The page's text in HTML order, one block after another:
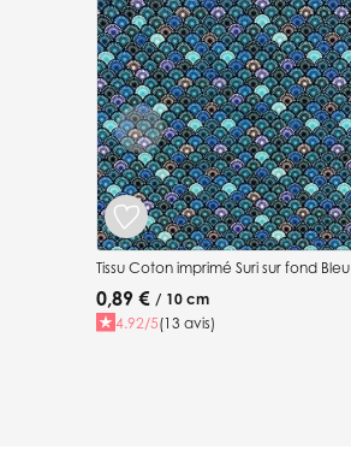
Tissu Coton imprimé Suri sur fond Bleu
0,89 € / 10 cm
4.92/5(13 avis)